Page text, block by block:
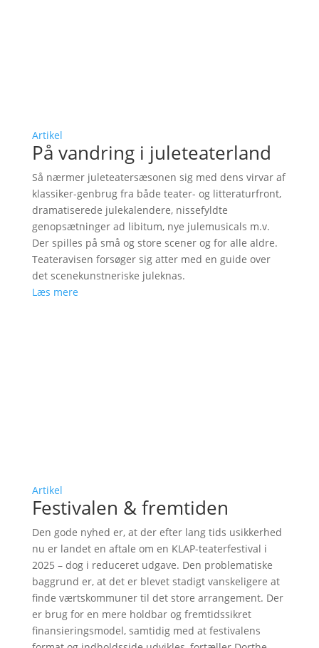
Artikel
På vandring i juleteaterland
Så nærmer juleteatersæsonen sig med dens virvar af
klassiker-genbrug fra både teater- og litteraturfront,
dramatiserede julekalendere, nissefyldte
genopsætninger ad libitum, nye julemusicals m.v.
Der spilles på små og store scener og for alle aldre.
Teateravisen forsøger sig atter med en guide over
det scenekunstneriske juleknas.
Læs mere
Artikel
Festivalen & fremtiden
Den gode nyhed er, at der efter lang tids usikkerhed
nu er landet en aftale om en KLAP-teaterfestival i
2025 – dog i reduceret udgave. Den problematiske
baggrund er, at det er blevet stadigt vanskeligere at
finde værtskommuner til det store arrangement. Der
er brug for en mere holdbar og fremtidssikret
finansieringsmodel, samtidig med at festivalens